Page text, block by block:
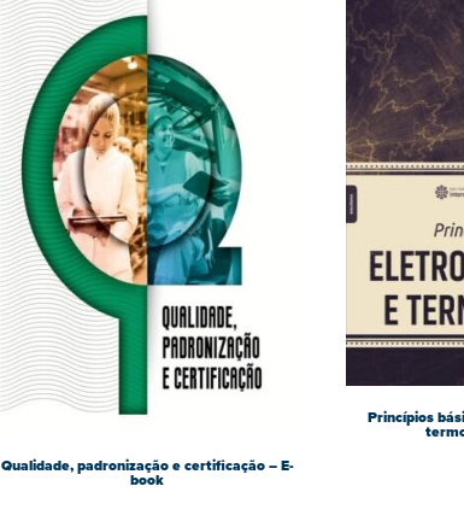
Qualidade, padronização e certificação – E-
book
Princípios